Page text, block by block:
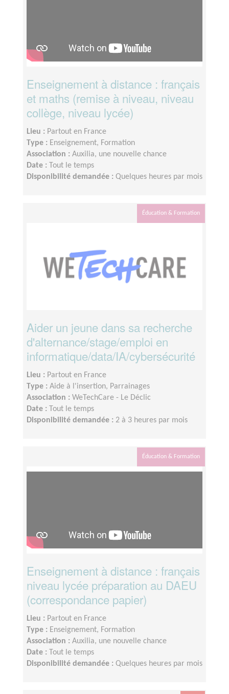
Enseignement à distance : français
et maths (remise à niveau, niveau
collège, niveau lycée)
Lieu : Partout en France
Type : Enseignement, Formation
Association : Auxilia, une nouvelle chance
Date :
Tout le temps
Disponibilité demandée : Quelques heures par mois
Éducation & Formation
Aider un jeune dans sa recherche
d'alternance/stage/emploi en
informatique/data/IA/cybersécurité
Lieu : Partout en France
Type : Aide à l'insertion, Parrainages
Association : WeTechCare - Le Déclic
Date :
Tout le temps
Disponibilité demandée : 2 à 3 heures par mois
Éducation & Formation
Enseignement à distance : français
niveau lycée préparation au DAEU
(correspondance papier)
Lieu : Partout en France
Type : Enseignement, Formation
Association : Auxilia, une nouvelle chance
Date :
Tout le temps
Disponibilité demandée : Quelques heures par mois